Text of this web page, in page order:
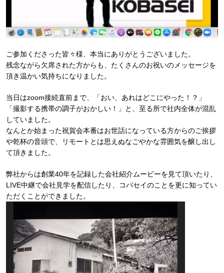
ご参加くださった皆々様、本当にありがとうございました。
残念ながら欠席された方からも、たくさんのお祝いのメッセージを
頂き温かい気持ちになりました。
当日はzoom接続直前まで、「おい、あれはどこにやった！？」
「撮影する携帯の調子がおかしい！」と、至る所で社内全体が混乱
していました。
なんとか始まった祝賀会本番はお世話になっている方からのご挨拶
や乾杯の音頭で、リモートとは思えぬなごやかな雰囲気を醸し出し
て頂きました。
弊社からは創業40年を記録した会社紹介ムービーを見て頂いたり、
LIVE中継で会社見学を配信したり、コバセイのことを更に知ってい
ただくことができました。